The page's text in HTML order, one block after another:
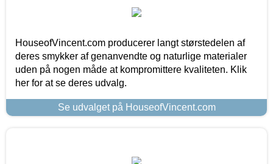
HouseofVincent.com producerer langt størstedelen af
deres smykker af genanvendte og naturlige materialer
uden på nogen måde at kompromittere kvaliteten. Klik
her for at se deres udvalg.
Se udvalget på HouseofVincent.com